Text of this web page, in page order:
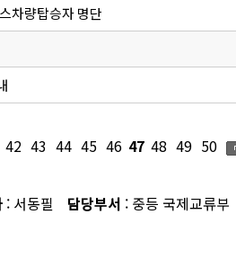
차량탑승자 명단
42 43 44 45 46 47 48 49 50
: 서동필 담당부서 : 중등 국제교류부